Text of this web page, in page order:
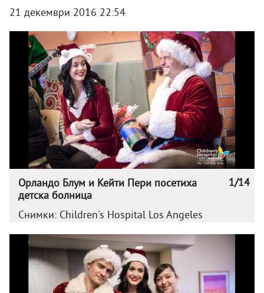
21 декември 2016 22:54
1/14
Орландо Блум и Кейти Пери посетиха
детска болница
Снимки: Children's Hospital Los Angeles